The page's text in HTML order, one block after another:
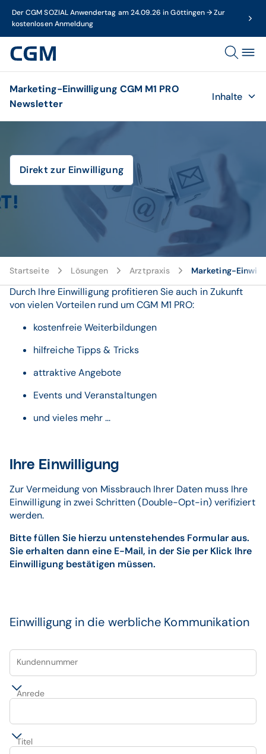
Der CGM SOZIAL Anwendertag am 24.09.26 in Göttingen → Zur
kostenlosen Anmeldung
Marketing-Einwilligung CGM M1 PRO
Newsletter
Inhalte
Direkt zur Einwilligung
Startseite Lösungen Arztpraxis Marketing-
Durch Ihre Einwilligung profitieren Sie auch in Zukunft
von vielen Vorteilen rund um CGM M1 PRO:
kostenfreie Weiterbildungen
hilfreiche Tipps & Tricks
attraktive Angebote
Events und Veranstaltungen
und vieles mehr ...
Ihre Einwilligung
Zur Vermeidung von Missbrauch Ihrer Daten muss Ihre
Einwilligung in zwei Schritten (Double-Opt-in) verifiziert
werden.
Bitte füllen Sie hierzu untenstehendes Formular aus.
Sie erhalten dann eine E-Mail, in der Sie per Klick Ihre
Einwilligung bestätigen müssen.
Einwilligung in die werbliche Kommunikation
Kundennummer
Anrede
Titel